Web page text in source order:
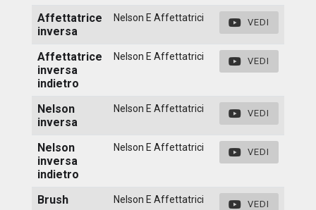
Affettatrice
inversa
Nelson E Affettatrici VEDI
Affettatrice
inversa
indietro
Nelson E Affettatrici VEDI
Nelson
inversa
Nelson E Affettatrici VEDI
Nelson
inversa
indietro
Nelson E Affettatrici VEDI
Brush Nelson E Affettatrici VEDI